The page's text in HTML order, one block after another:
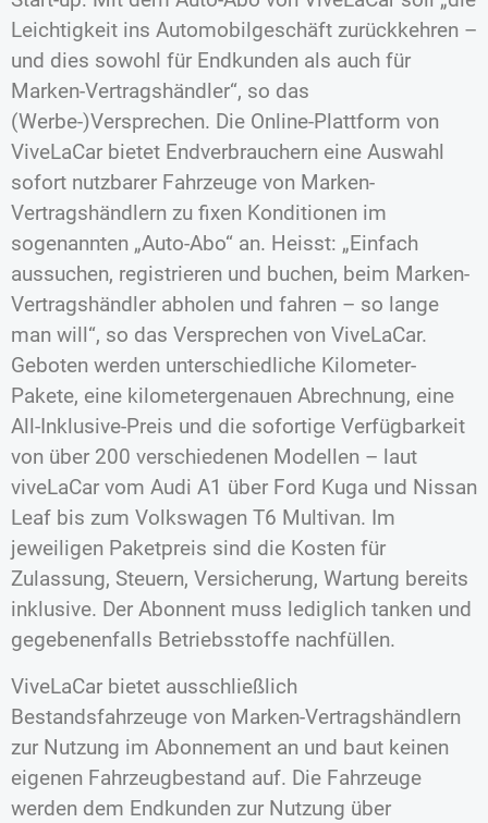
Leichtigkeit ins Automobilgeschäft zurückkehren –
und dies sowohl für Endkunden als auch für
Marken-Vertragshändler“, so das
(Werbe-)Versprechen. Die Online-Plattform von
ViveLaCar bietet Endverbrauchern eine Auswahl
sofort nutzbarer Fahrzeuge von Marken-
Vertragshändlern zu fixen Konditionen im
sogenannten „Auto-Abo“ an. Heisst: „Einfach
aussuchen, registrieren und buchen, beim Marken-
Vertragshändler abholen und fahren – so lange
man will“, so das Versprechen von ViveLaCar.
Geboten werden unterschiedliche Kilometer-
Pakete, eine kilometergenauen Abrechnung, eine
All-Inklusive-Preis und die sofortige Verfügbarkeit
von über 200 verschiedenen Modellen – laut
viveLaCar vom Audi A1 über Ford Kuga und Nissan
Leaf bis zum Volkswagen T6 Multivan. Im
jeweiligen Paketpreis sind die Kosten für
Zulassung, Steuern, Versicherung, Wartung bereits
inklusive. Der Abonnent muss lediglich tanken und
gegebenenfalls Betriebsstoffe nachfüllen.
ViveLaCar bietet ausschließlich
Bestandsfahrzeuge von Marken-Vertragshändlern
zur Nutzung im Abonnement an und baut keinen
eigenen Fahrzeugbestand auf. Die Fahrzeuge
werden dem Endkunden zur Nutzung über